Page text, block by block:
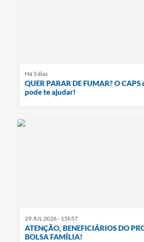
Há 3 dias
QUER PARAR DE FUMAR? O
pode te ajudar!
29 JUL 2026 - 15h57
ATENÇÃO, BENEFICIÁRIOS DO
BOLSA FAMÍLIA!